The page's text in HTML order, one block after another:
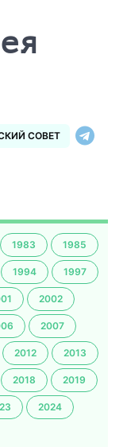
СОВЕТ
1983 1985
1994 1997
2002
2007
2012 2013
2018 2019
2024